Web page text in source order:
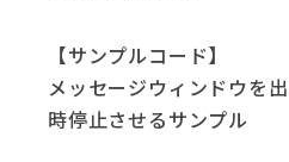
【サンプルコード】
メッセージウィンドウを
時停止させるサンプル